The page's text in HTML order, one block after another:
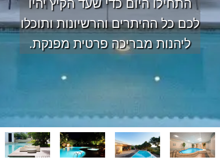
התחילו היום כדי שעד הקיץ יהיו
לכם כל ההיתרים והרשיונות ותוכלו
ליהנות מבריכה פרטית מפנקת.